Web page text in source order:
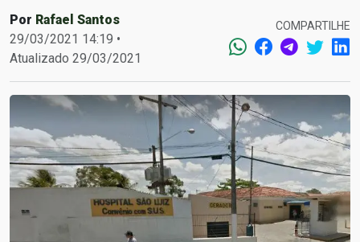
Por Rafael Santos
29/03/2021 14:19 •
Atualizado 29/03/2021
COMPARTILHE